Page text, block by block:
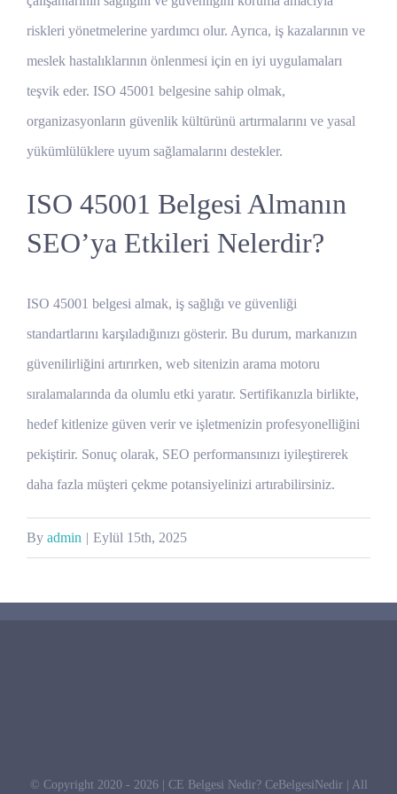
riskleri yönetmelerine yardımcı olur. Ayrıca, iş kazalarının ve
meslek hastalıklarının önlenmesi için en iyi uygulamaları
teşvik eder. ISO 45001 belgesine sahip olmak,
organizasyonların güvenlik kültürünü artırmalarını ve yasal
yükümlülüklere uyum sağlamalarını destekler.
ISO 45001 Belgesi Almanın
SEO’ya Etkileri Nelerdir?
ISO 45001 belgesi almak, iş sağlığı ve güvenliği
standartlarını karşıladığınızı gösterir. Bu durum, markanızın
güvenilirliğini artırırken, web sitenizin arama motoru
sıralamalarında da olumlu etki yaratır. Sertifikanızla birlikte,
hedef kitlenize güven verir ve işletmenizin profesyonelliğini
pekiştirir. Sonuç olarak, SEO performansınızı iyileştirerek
daha fazla müşteri çekme potansiyelinizi artırabilirsiniz.
By admin | Eylül 15th, 2025
© Copyright 2020 - 2026 | CE Belgesi Nedir? CeBelgesiNedir| All